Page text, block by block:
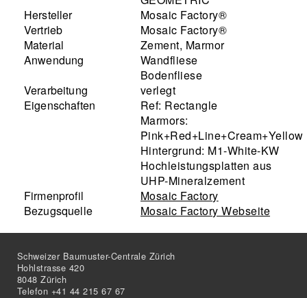
Hersteller
Mosaic Factory®
Vertrieb
Mosaic Factory®
Material
Zement, Marmor
Anwendung
Wandfliese
Bodenfliese
Verarbeitung
verlegt
Eigenschaften
Ref: Rectangle
Marmors:
Pink+Red+Line+Cream+Yellow
Hintergrund: M1-White-KW
Hochleistungsplatten aus
UHP-Mineralzement
Firmenprofil
Mosaic Factory
Bezugsquelle
Mosaic Factory Webseite
Schweizer Baumuster-Centrale Zürich
Hohlstrasse 420
8048 Zürich
Telefon +41 44 215 67 67